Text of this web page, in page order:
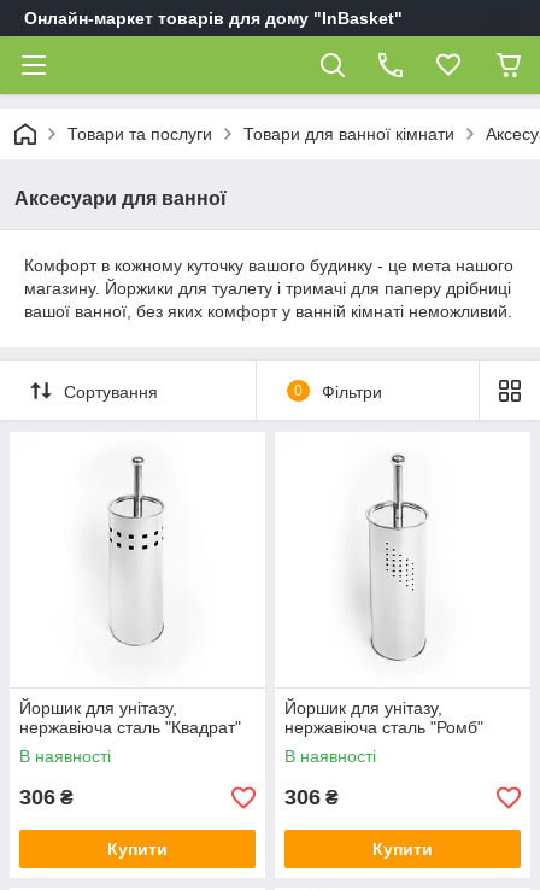
Онлайн-маркет товарів для дому "InBasket"
Товари та послуги Товари для ванної кімнати
Аксесуари для ванної
Комфорт в кожному куточку вашого будинку - це мета нашого
магазину. Йоржики для туалету і тримачі для паперу дрібниці
вашої ванної, без яких комфорт у ванній кімнаті неможливий.
Сортування 0 Фільтри
Йоршик для унітазу,
нержавіюча сталь "Квадрат"
В наявності
306 ₴
Купити
Йоршик для унітазу,
нержавіюча сталь "Ромб"
В наявності
306 ₴
Купити